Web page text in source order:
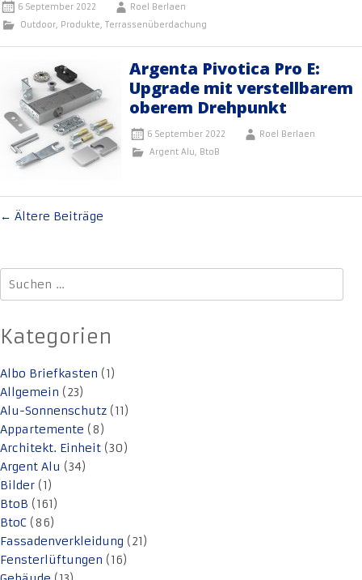
6 September 2022
Roel Berlaen
Outdoor, Produkte, Terrassenüberdachung
Argenta Pivotica Pro E:
Upgrade mit verstellbarem
oberem Drehpunkt
6 September 2022
Roel Berlaen
Argent Alu, BtoB
Beitragsnavigation
← Ältere Beiträge
Suchen
nach:
Kategorien
Albo Briefkasten (1)
Allgemein (23)
Alu-Sonnenschutz (11)
Appartemente (8)
Architekt. Einheit (30)
Argent Alu (34)
Bilder (1)
BtoB (161)
BtoC (86)
Fassadenverkleidung (21)
Fensterlüftungen (16)